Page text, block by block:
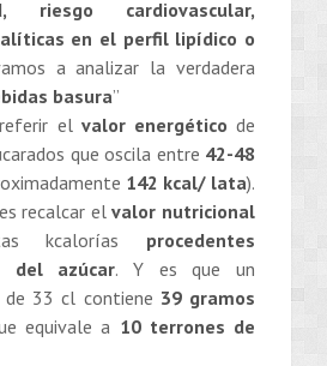
riesgo cardiovascular,
en el perfil lipídico o
a analizar la verdadera
basura”
el valor energético de
que oscila entre 42-48
142 kcal/ lata).
recalcar elvalor nutricional
kcalorías procedentes
del azúcar. Y es que un
33 cl contiene 39 gramos
equivale a 10 terrones de